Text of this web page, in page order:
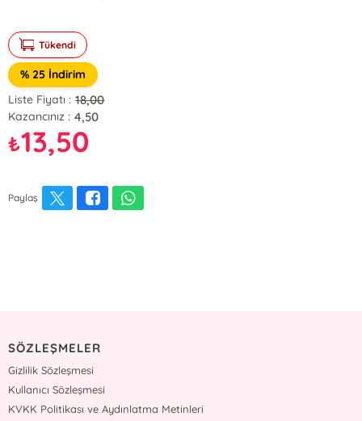
Tükendi
% 25 İndirim
Liste Fiyatı : 18,00
Kazancınız : 4,50
₺13,50
Paylaş
SÖZLEŞMELER
Gizlilik Sözleşmesi
Kullanıcı Sözleşmesi
KVKK Politikası ve Aydınlatma Metinleri